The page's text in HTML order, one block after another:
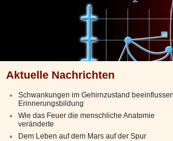
Aktuelle Nachrichten
Schwankungen im Gehirnzustand beeinflussen
Erinnerungsbildung
Wie das Feuer die menschliche Anatomie
veränderte
Dem Leben auf dem Mars auf der Spur